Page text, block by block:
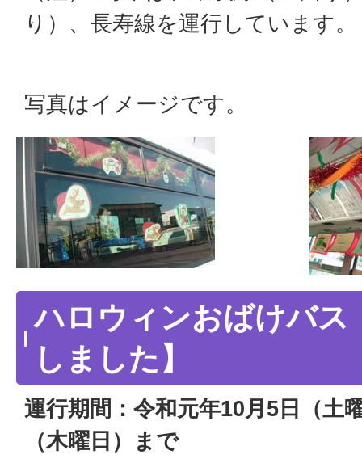
り）、長寿線を運行しています。
写真はイメージです。
ハロウィンおばけバス
しました】
運行期間：令和元年10月5日（土
（木曜日）まで